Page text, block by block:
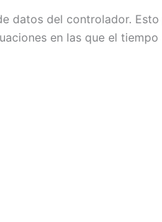
datos del controlador.
en las que el tiempo